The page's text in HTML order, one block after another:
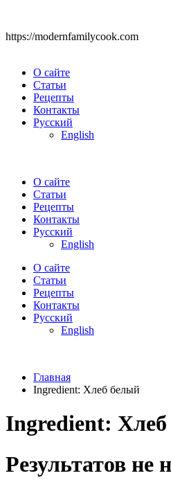
https://modernfamilycook.com
О сайте
Статьи
Рецепты
Контакты
Русский
English
О сайте
Статьи
Рецепты
Контакты
Русский
English
О сайте
Статьи
Рецепты
Контакты
Русский
English
Главная
Ingredient: Хлеб белый
Ingredient:
Результатов не